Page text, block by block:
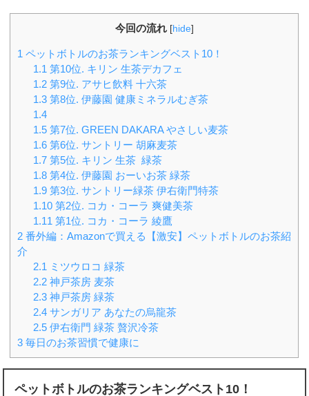
今回の流れ [hide]
1 ペットボトルのお茶ランキングベスト10！
1.1 第10位. キリン 生茶デカフェ
1.2 第9位. アサヒ飲料 十六茶
1.3 第8位. 伊藤園 健康ミネラルむぎ茶
1.4
1.5 第7位. GREEN DAKARA やさしい麦茶
1.6 第6位. サントリー 胡麻麦茶
1.7 第5位. キリン 生茶 緑茶
1.8 第4位. 伊藤園 おーいお茶 緑茶
1.9 第3位. サントリー緑茶 伊右衛門特茶
1.10 第2位. コカ・コーラ 爽健美茶
1.11 第1位. コカ・コーラ 綾鷹
2 番外編：Amazonで買える【激安】ペットボトルのお茶紹
介
2.1 ミツウロコ 緑茶
2.2 神戸茶房 麦茶
2.3 神戸茶房 緑茶
2.4 サンガリア あなたの烏龍茶
2.5 伊右衛門 緑茶 贅沢冷茶
3 毎日のお茶習慣で健康に
ペットボトルのお茶ランキングベスト10 ！